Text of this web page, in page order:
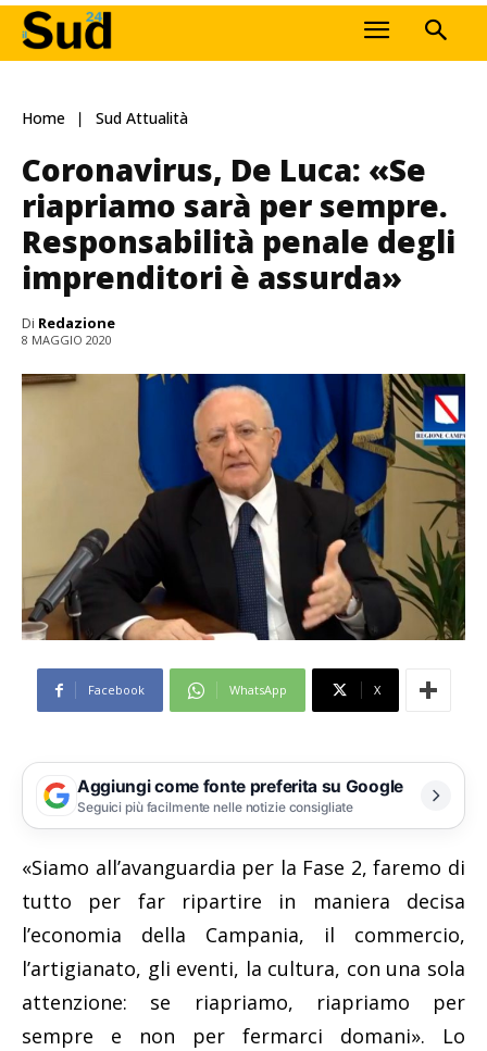
Home Sud Attualità
Coronavirus, De Luca: «Se
riapriamo sarà per sempre.
Responsabilità penale degli
imprenditori è assurda»
Di Redazione
8 MAGGIO 2020
Facebook WhatsApp X
Aggiungi come fonte preferita su Google
Seguici più facilmente nelle notizie consigliate
«Siamo all’avanguardia per la Fase 2, faremo di
tutto per far ripartire in maniera decisa
l’economia della Campania, il commercio,
l’artigianato, gli eventi, la cultura, con una sola
attenzione: se riapriamo, riapriamo per
sempre e non per fermarci domani». Lo